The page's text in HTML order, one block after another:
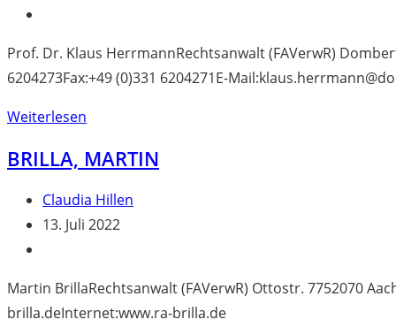
Prof. Dr. Klaus HerrmannRechtsanwalt (FAVerwR)
6204273Fax:+49 (0)331 6204271E-
Weiterlesen
BRILLA, MARTIN
Beitrags-
Autor:
Claudia Hillen
Beitrag
13. Juli 2022
Martin BrillaRechtsanwalt (FAVerwR) Ottostr. 7752070
brilla.deInternet:www.ra-brilla.de